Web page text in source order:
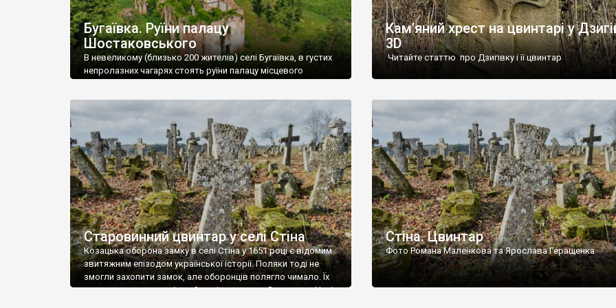
Бугаївка. Руїни палацу
Шостаковського
В невеликому (близько 200 жителів) селі Бугаївка, в густих
непролазних чагарях стоять руїни палацу місцевого
потім клуб, ще пізніше – гуртожиток. У 60-х роках минулого
століття тут розмістили туберкульозну лікарню. Коли із
палацу виїхала лікарня – ми точно не […]
Кам’яний хрест на цвинтарі у
3D
Читайте статтю про Дзигівку і її цвинтар
Старовинний цвинтар у селі Стіна
Козацька оборона замку в селі Стіна у 1651 році є відомим
звитяжним епізодом української історії. Поляки тоді не
змогли захопити замок, але оборонців полягло чимало. Їх
поховали на цвинтарі, який тоді називався Замковим. Нині
Стіна. Цвинтар
Фото Романа Маленкова та Ярослава Геращенка